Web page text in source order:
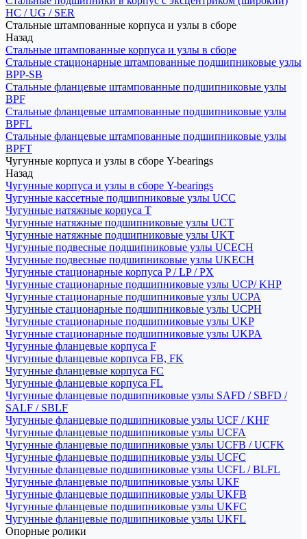
HC / UG / SER
Стальные штампованные корпуса и узлы в сборе
Назад
Стальные штампованные корпуса и узлы в сборе
Стальные стационарные штампованные подшипниковые узлы
BPP-SB
Стальные фланцевые штампованные подшипниковые узлы
BPF
Стальные фланцевые штампованные подшипниковые узлы
BPFL
Стальные фланцевые штампованные подшипниковые узлы
BPFT
Чугунные корпуса и узлы в сборе Y-bearings
Назад
Чугунные корпуса и узлы в сборе Y-bearings
Чугунные кассетные подшипниковые узлы UCC
Чугунные натяжные корпуса T
Чугунные натяжные подшипниковые узлы UCT
Чугунные натяжные подшипниковые узлы UKT
Чугунные подвесные подшипниковые узлы UCECH
Чугунные подвесные подшипниковые узлы UKECH
Чугунные стационарные корпуса P / LP / PX
Чугунные стационарные подшипниковые узлы UCP/ KHP
Чугунные стационарные подшипниковые узлы UCPA
Чугунные стационарные подшипниковые узлы UCPH
Чугунные стационарные подшипниковые узлы UKP
Чугунные стационарные подшипниковые узлы UKPA
Чугунные фланцевые корпуса F
Чугунные фланцевые корпуса FB, FK
Чугунные фланцевые корпуса FC
Чугунные фланцевые корпуса FL
Чугунные фланцевые подшипниковые узлы SAFD / SBFD /
SALF / SBLF
Чугунные фланцевые подшипниковые узлы UCF / KHF
Чугунные фланцевые подшипниковые узлы UCFA
Чугунные фланцевые подшипниковые узлы UCFB / UCFK
Чугунные фланцевые подшипниковые узлы UCFC
Чугунные фланцевые подшипниковые узлы UCFL / BLFL
Чугунные фланцевые подшипниковые узлы UKF
Чугунные фланцевые подшипниковые узлы UKFB
Чугунные фланцевые подшипниковые узлы UKFC
Чугунные фланцевые подшипниковые узлы UKFL
Опорные ролики